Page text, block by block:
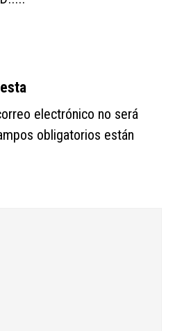
electrónico no será
obligatorios están